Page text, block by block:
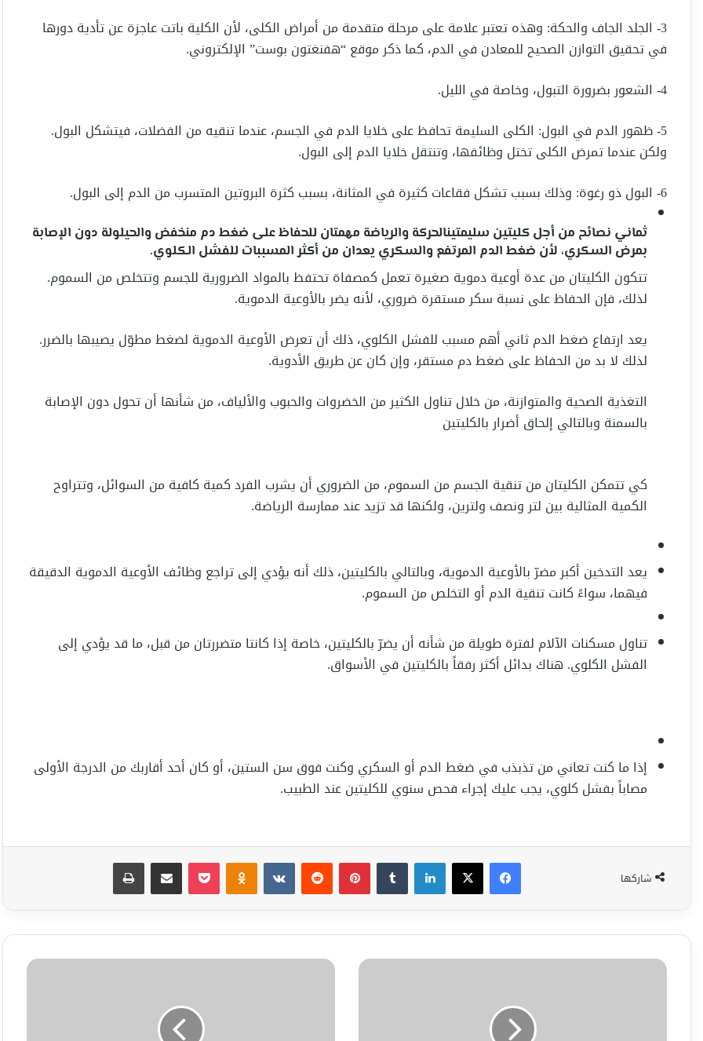
3- الجلد الجاف والحكة: وهذه تعتبر علامة على مرحلة متقدمة من أمراض الكلى، لأن الكلية باتت عاجزة عن تأدية دورها
في تحقيق التوازن الصحيح للمعادن في الدم، كما ذكر موقع “هفنغتون بوست” الإلكتروني.
4- الشعور بضرورة التبول، وخاصة في الليل.
5- ظهور الدم في البول: الكلى السليمة تحافظ على خلايا الدم في الجسم، عندما تنقيه من الفضلات، فيتشكل البول.
ولكن عندما تمرض الكلى تختل وظائفها، وتنتقل خلايا الدم إلى البول.
6- البول ذو رغوة: وذلك بسبب تشكل فقاعات كثيرة في المثانة، بسبب كثرة البروتين المتسرب من الدم إلى البول.
ثماني نصائح من أجل كليتين سليمتينالحركة والرياضة مهمتان للحفاظ على ضغط دم منخفض والحيلولة دون الإصابة
بمرض السكري، لأن ضغط الدم المرتفع والسكري يعدان من أكثر المسببات للفشل الكلوي.
تتكون الكليتان من عدة أوعية دموية صغيرة تعمل كمصفاة تحتفظ بالمواد الضرورية للجسم وتتخلص من السموم.
لذلك، فإن الحفاظ على نسبة سكر مستقرة ضروري، لأنه يضر بالأوعية الدموية.
يعد ارتفاع ضغط الدم ثاني أهم مسبب للفشل الكلوي، ذلك أن تعرض الأوعية الدموية لضغط مطوّل يصيبها بالضرر.
لذلك لا بد من الحفاظ على ضغط دم مستقر، وإن كان عن طريق الأدوية.
التغذية الصحية والمتوازنة، من خلال تناول الكثير من الخضروات والحبوب والألياف، من شأنها أن تحول دون الإصابة
بالسمنة وبالتالي إلحاق أضرار بالكليتين
كي تتمكن الكليتان من تنقية الجسم من السموم، من الضروري أن يشرب الفرد كمية كافية من السوائل، وتتراوح
الكمية المثالية بين لتر ونصف ولترين، ولكنها قد تزيد عند ممارسة الرياضة.
يعد التدخين أكبر مضرّ بالأوعية الدموية، وبالتالي بالكليتين، ذلك أنه يؤدي إلى تراجع وظائف الأوعية الدموية الدقيقة
فيهما، سواءً كانت تنقية الدم أو التخلص من السموم.
تناول مسكنات الآلام لفترة طويلة من شأنه أن يضرّ بالكليتين، خاصة إذا كانتا متضررتان من قبل، ما قد يؤدي إلى
الفشل الكلوي. هناك بدائل أكثر رفقاً بالكليتين في الأسواق.
إذا ما كنت تعاني من تذبذب في ضغط الدم أو السكري وكنت فوق سن الستين، أو كان أحد أقاربك من الدرجة الأولى
مصاباً بفشل كلوي، يجب عليك إجراء فحص سنوي للكليتين عند الطبيب.
شاركها
فيسبوك‫X لينكدإن بينتيريست Odnoklassniki
‫Pocket مشاركة عبر البريد طباعة
"البريتسل
مشكلة